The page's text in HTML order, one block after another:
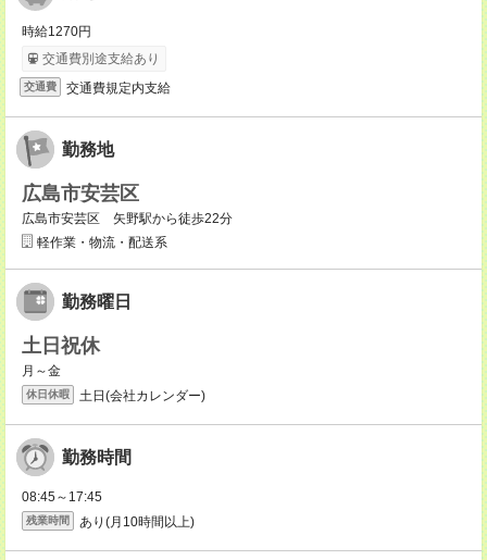
時給1270円
交通費別途支給あり
交通費 交通費規定内支給
勤務地
広島市安芸区
広島市安芸区 矢野駅から徒歩22分
軽作業・物流・配送系
勤務曜日
土日祝休
月～金
休日休暇 土日(会社カレンダー)
勤務時間
08:45～17:45
残業時間 あり(月10時間以上)